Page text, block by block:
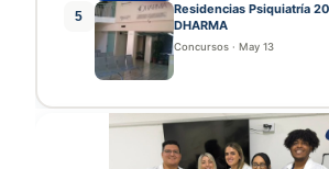
5
Residencias Psiquiatría
DHARMA
Concursos · May 13